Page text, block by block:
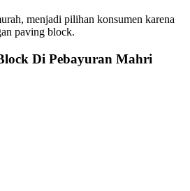
menjadi pilihan konsumen karena
paving block.
Di Pebayuran Mahri